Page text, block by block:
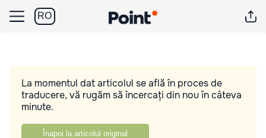
RO
La momentul dat articolul se află în proces de
traducere, vă rugăm să încercați din nou în câteva
minute.
Înapoi la articolul original